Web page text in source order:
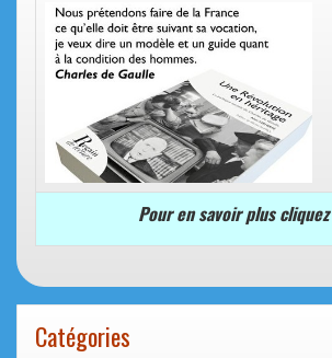
Pour en savoir plus cliquez
Catégories